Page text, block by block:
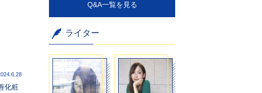
化粧
Q&A一覧を見る
ライター